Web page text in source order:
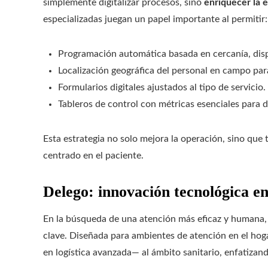
simplemente digitalizar procesos, sino enriquecer la
especializadas juegan un papel importante al permitir:
Programación automática basada en cercanía,
Localización geográfica del personal en campo
Formularios digitales ajustados al tipo de servicio.
Tableros de control con métricas esenciales para
Esta estrategia no solo mejora la operación, sino
centrado en el paciente.
Delego: innovación tecnológica
En la búsqueda de una atención más eficaz y
clave. Diseñada para ambientes de atención en el
en logística avanzada— al ámbito sanitario,